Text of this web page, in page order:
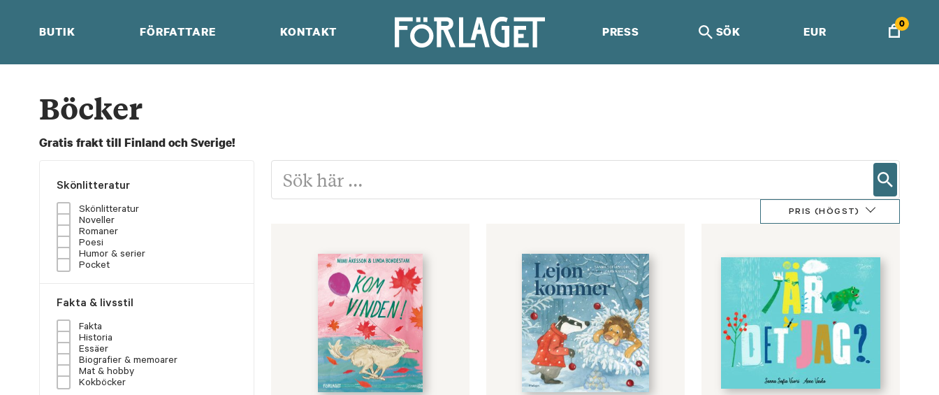
BUTIK FÖRFATTARE KONTAKT PRESS SÖK EUR
0
Böcker
Gratis frakt till Finland och Sverige!
Skönlitteratur
Skönlitteratur
Noveller
Romaner
Poesi
Humor & serier
Pocket
Fakta & livsstil
Fakta
Historia
Essäer
Biografier & memoarer
Mat & hobby
Kokböcker
PRIS (HÖGST)